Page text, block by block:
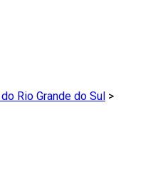
Rio Grande do Sul >